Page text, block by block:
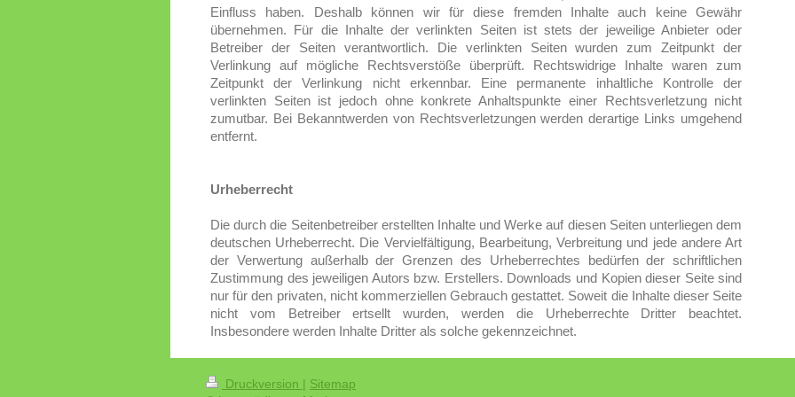
Einfluss haben. Deshalb können wir für diese fremden Inhalte auch keine Gewähr
übernehmen. Für die Inhalte der verlinkten Seiten ist stets der jeweilige Anbieter oder
Betreiber der Seiten verantwortlich. Die verlinkten Seiten wurden zum Zeitpunkt der
Verlinkung auf mögliche Rechtsverstöße überprüft. Rechtswidrige Inhalte waren zum
Zeitpunkt der Verlinkung nicht erkennbar. Eine permanente inhaltliche Kontrolle der
verlinkten Seiten ist jedoch ohne konkrete Anhaltspunkte einer Rechtsverletzung nicht
zumutbar. Bei Bekanntwerden von Rechtsverletzungen werden derartige Links umgehend
entfernt.
Urheberrecht
Die durch die Seitenbetreiber erstellten Inhalte und Werke auf diesen Seiten unterliegen dem
deutschen Urheberrecht. Die Vervielfältigung, Bearbeitung, Verbreitung und jede andere Art
der Verwertung außerhalb der Grenzen des Urheberrechtes bedürfen der schriftlichen
Zustimmung des jeweiligen Autors bzw. Erstellers. Downloads und Kopien dieser Seite sind
nur für den privaten, nicht kommerziellen Gebrauch gestattet. Soweit die Inhalte dieser Seite
nicht vom Betreiber ertsellt wurden, werden die Urheberrechte Dritter beachtet.
Insbesondere werden Inhalte Dritter als solche gekennzeichnet.
Druckversion | Sitemap